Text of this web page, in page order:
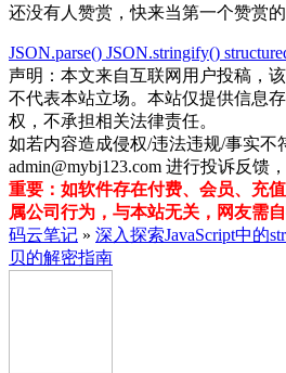
还没有人赞赏，快来当第一个赞赏的
JSON.parse() JSON.stringify()
声明：本文来自互联网用户投稿，
不代表本站立场。本站仅提供信息
权，不承担相关法律责任。
如若内容造成侵权/违法违规/事实不
admin@mybj123.com 进行投诉反馈
重要：如软件存在付费、会员、充
属公司行为，与本站无关，网友需
码云笔记 » 深入探索JavaScript中的
贝的解密指南